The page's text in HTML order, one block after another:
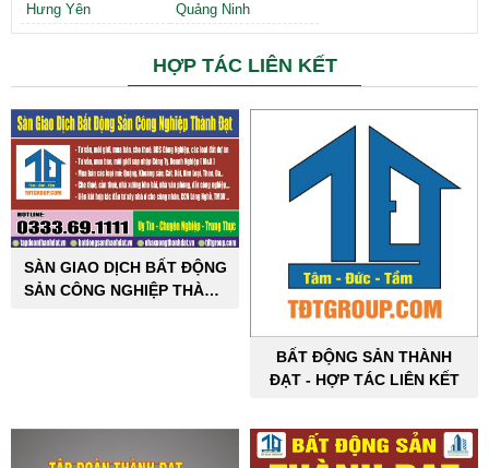
Hưng Yên
Quảng Ninh
HỢP TÁC LIÊN KẾT
SÀN GIAO DỊCH BẤT ĐỘNG
SẢN CÔNG NGHIỆP THÀNH
BẤT ĐỘNG SẢN THÀNH
ĐẠT - HỢP TÁC LIÊN KẾT